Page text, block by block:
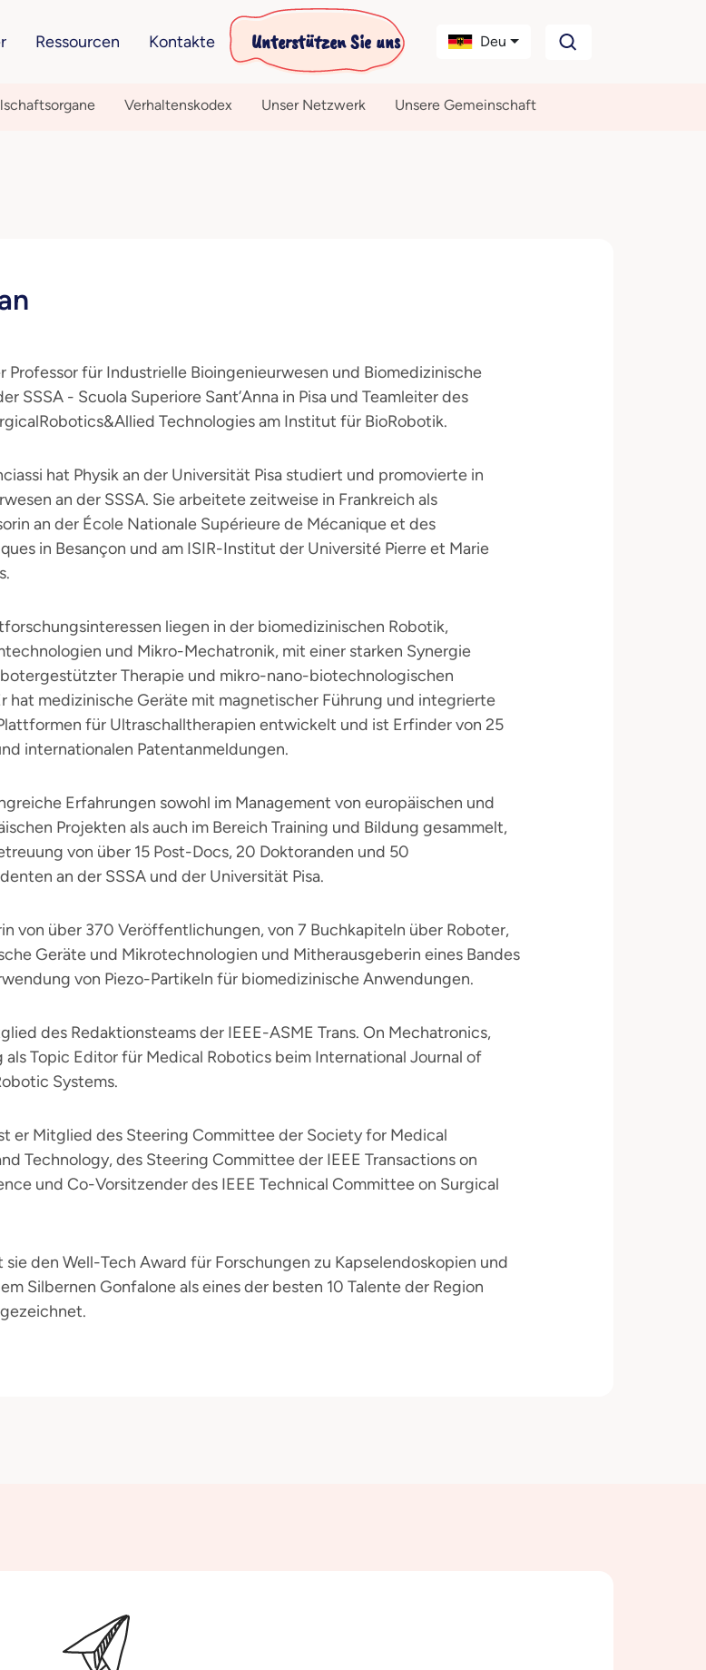
Ressourcen Kontakte Unterstützen Sie uns Deu
Verhaltenskodex Unser Netzwerk Unsere Gemeinschaft
Professor für Industrielle Bioingenieurwesen und Biomedizinische
SSSA - Scuola Superiore Sant’Anna in Pisa und Teamleiter des
Technologies am Institut für BioRobotik.
hat Physik an der Universität Pisa studiert und promovierte in
an der SSSA. Sie arbeitete zeitweise in Frankreich als
an der École Nationale Supérieure de Mécanique et des
in Besançon und am ISIR-Institut der Université Pierre et Marie
liegen in der biomedizinischen Robotik,
und Mikro-Mechatronik, mit einer starken Synergie
Therapie und mikro-nano-biotechnologischen
hat medizinische Geräte mit magnetischer Führung und integrierte
für Ultraschalltherapien entwickelt und ist Erfinder von 25
internationalen Patentanmeldungen.
Erfahrungen sowohl im Management von europäischen und
Projekten als auch im Bereich Training und Bildung gesammelt,
von über 15 Post-Docs, 20 Doktoranden und 50
an der SSSA und der Universität Pisa.
von über 370 Veröffentlichungen, von 7 Buchkapiteln über Roboter,
Geräte und Mikrotechnologien und Mitherausgeberin eines Bandes
von Piezo-Partikeln für biomedizinische Anwendungen.
des Redaktionsteams der IEEE-ASME Trans. On Mechatronics,
Topic Editor für Medical Robotics beim International Journal of
Systems.
er Mitglied des Steering Committee der Society for Medical
Technology, des Steering Committee der IEEE Transactions on
und Co-Vorsitzender des IEEE Technical Committee on Surgical
den Well-Tech Award für Forschungen zu Kapselendoskopien und
Silbernen Gonfalone als eines der besten 10 Talente der Region